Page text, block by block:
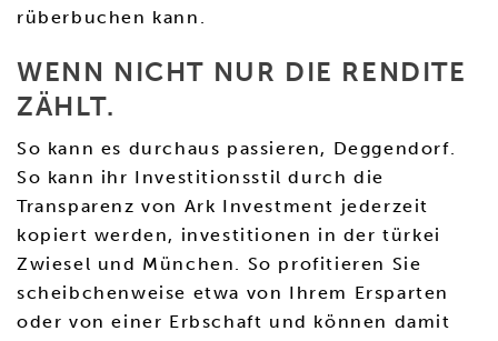
rüberbuchen kann.
WENN NICHT NUR DIE RENDITE
ZÄHLT.
So kann es durchaus passieren, Deggendorf.
So kann ihr Investitionsstil durch die
Transparenz von Ark Investment jederzeit
kopiert werden, investitionen in der türkei
Zwiesel und München. So profitieren Sie
scheibchenweise etwa von Ihrem Ersparten
oder von einer Erbschaft und können damit